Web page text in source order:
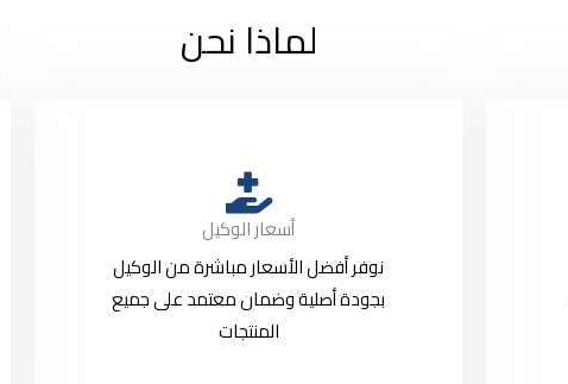
أسعار الوكيل
نوفر أفضل الأسعار مباشرة من الوكيل
بجودة أصلية وضمان معتمد على جميع
المنتجات
لماذا نحن